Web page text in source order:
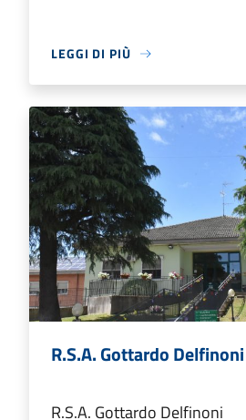
LEGGI DI PIÙ
R.S.A. Gottardo Delfinoni
R.S.A. Gottardo Delfinoni